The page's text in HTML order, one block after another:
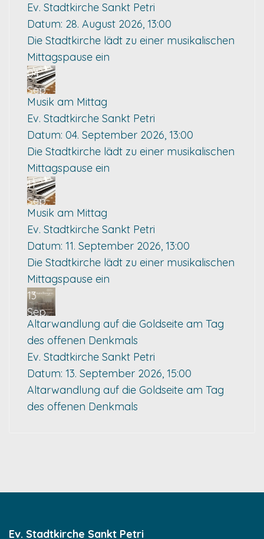
Ev. Stadtkirche Sankt Petri
Datum: 28. August 2026, 13:00
Die Stadtkirche lädt zu einer musikalischen
Mittagspause ein
04
Sep.
Musik am Mittag
Ev. Stadtkirche Sankt Petri
Datum: 04. September 2026, 13:00
Die Stadtkirche lädt zu einer musikalischen
Mittagspause ein
11
Sep.
Musik am Mittag
Ev. Stadtkirche Sankt Petri
Datum: 11. September 2026, 13:00
Die Stadtkirche lädt zu einer musikalischen
Mittagspause ein
13
Sep.
Altarwandlung auf die Goldseite am Tag
des offenen Denkmals
Ev. Stadtkirche Sankt Petri
Datum: 13. September 2026, 15:00
Altarwandlung auf die Goldseite am Tag
des offenen Denkmals
Ev. Stadtkirche Sankt Petri